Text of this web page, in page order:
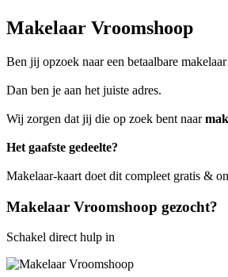
Makelaar Vroomshoop
Ben jij opzoek naar een betaalbare
Dan ben je aan het juiste adres.
Wij zorgen dat jij die op zoek bent naar
Het gaafste gedeelte?
Makelaar-kaart doet dit compleet gratis &
Makelaar Vroomshoop gezocht?
Schakel direct hulp in